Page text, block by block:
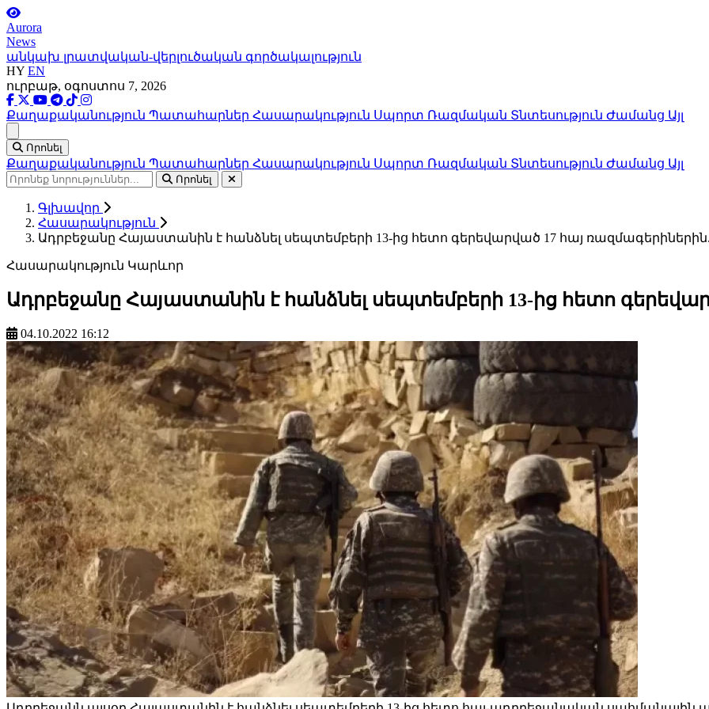
Aurora
News
անկախ լրատվական-վերլուծական գործակալություն
HY EN
ուրբաթ, օգոստոս 7, 2026
Քաղաքականություն Պատահարներ Հասարակություն Սպորտ Ռազմական Տնտեսություն Ժամանց Այլ
Որոնել
Քաղաքականություն Պատահարներ Հասարակություն Սպորտ Ռազմական Տնտեսություն Ժամանց Այլ
Որոնել
Գլխավոր
Հասարակություն
Ադրբեջանը Հայաստանին է հանձնել սեպտեմբերի 13-ից հետո գերեվարված 17 հայ
Հասարակություն Կարևոր
Ադրբեջանը Հայաստանին է հանձնել սեպտեմբերի 13-ից հետո
04.10.2022 16:12